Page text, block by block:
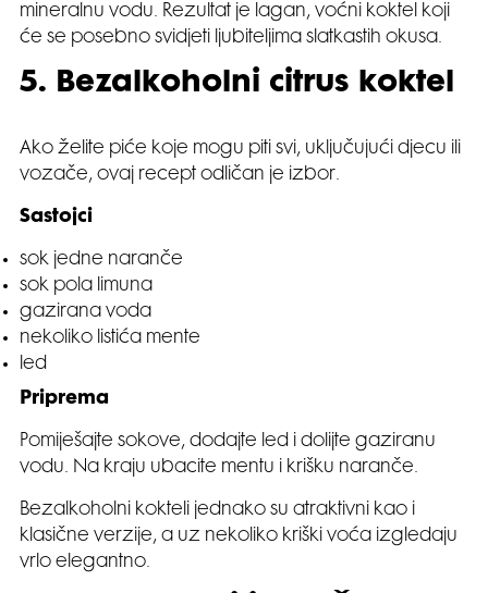
mineralnu vodu. Rezultat je lagan, voćni koktel koji
će se posebno svidjeti ljubiteljima slatkastih okusa.
5. Bezalkoholni citrus koktel
Ako želite piće koje mogu piti svi, uključujući djecu ili
vozače, ovaj recept odličan je izbor.
Sastojci
sok jedne naranče
sok pola limuna
gazirana voda
nekoliko listića mente
led
Priprema
Pomiješajte sokove, dodajte led i dolijte gaziranu
vodu. Na kraju ubacite mentu i krišku naranče.
Bezalkoholni kokteli jednako su atraktivni kao i
klasične verzije, a uz nekoliko kriški voća izgledaju
vrlo elegantno.